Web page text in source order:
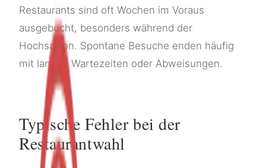
Restaurants sind oft Wochen im Voraus
ausgebucht, besonders während der
Hochsaison. Spontane Besuche enden häufig
mit langen Wartezeiten oder Abweisungen.
Typische Fehler bei der
Restaurantwahl